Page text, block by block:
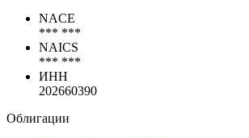
NACE
*** ***
NAICS
*** ***
ИНН
202660390
Облигации